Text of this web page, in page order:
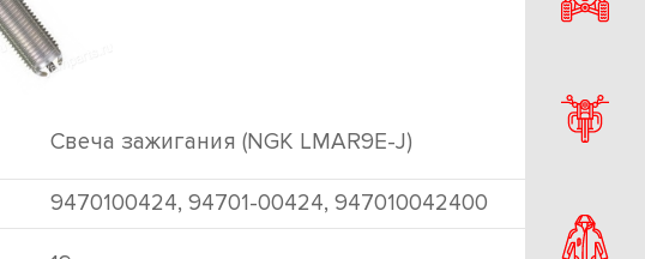
Свеча зажигания (NGK LMAR9E-J)
9470100424, 94701-00424, 947010042400